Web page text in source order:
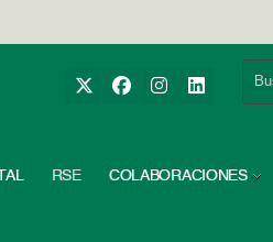
RSE COLABORACIONES